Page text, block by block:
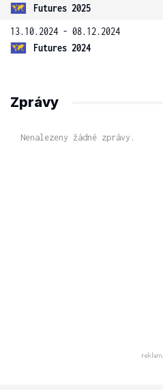
Futures 2025
13.10.2024 - 08.12.2024
Futures 2024
Zprávy
Nenalezeny žádné zprávy.